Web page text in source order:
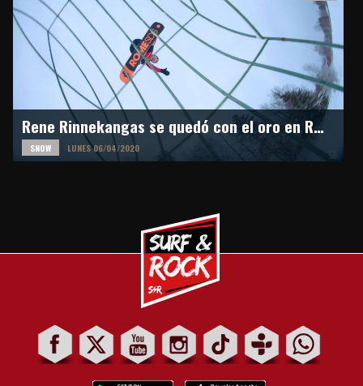
Rene Rinnekangas se quedó con el oro en Real Snow 2020
SNOW LUNES 06/04/2020